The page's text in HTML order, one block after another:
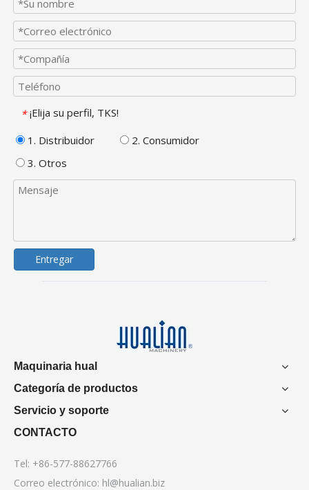
* ¡Elija su perfil, TKS!
1. Distribuidor
2. Consumidor
3. Otros
Entregar
Maquinaria hual
Categoría de productos
Servicio y soporte
CONTACTO
Tel: +86-577-88627766
Correo electrónico: hl@hualian.biz